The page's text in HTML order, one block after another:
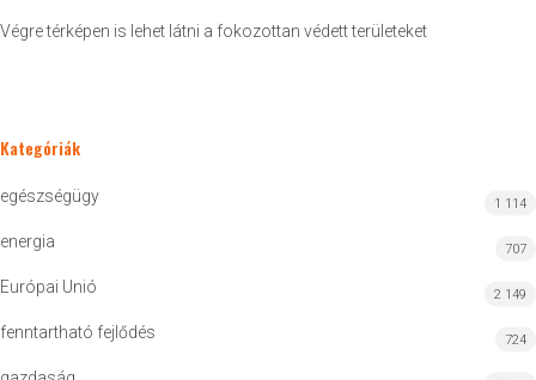
Végre térképen is lehet látni a fokozottan védett területeket
Kategóriák
egészségügy 1 114
energia 707
Európai Unió 2 149
fenntartható fejlődés 724